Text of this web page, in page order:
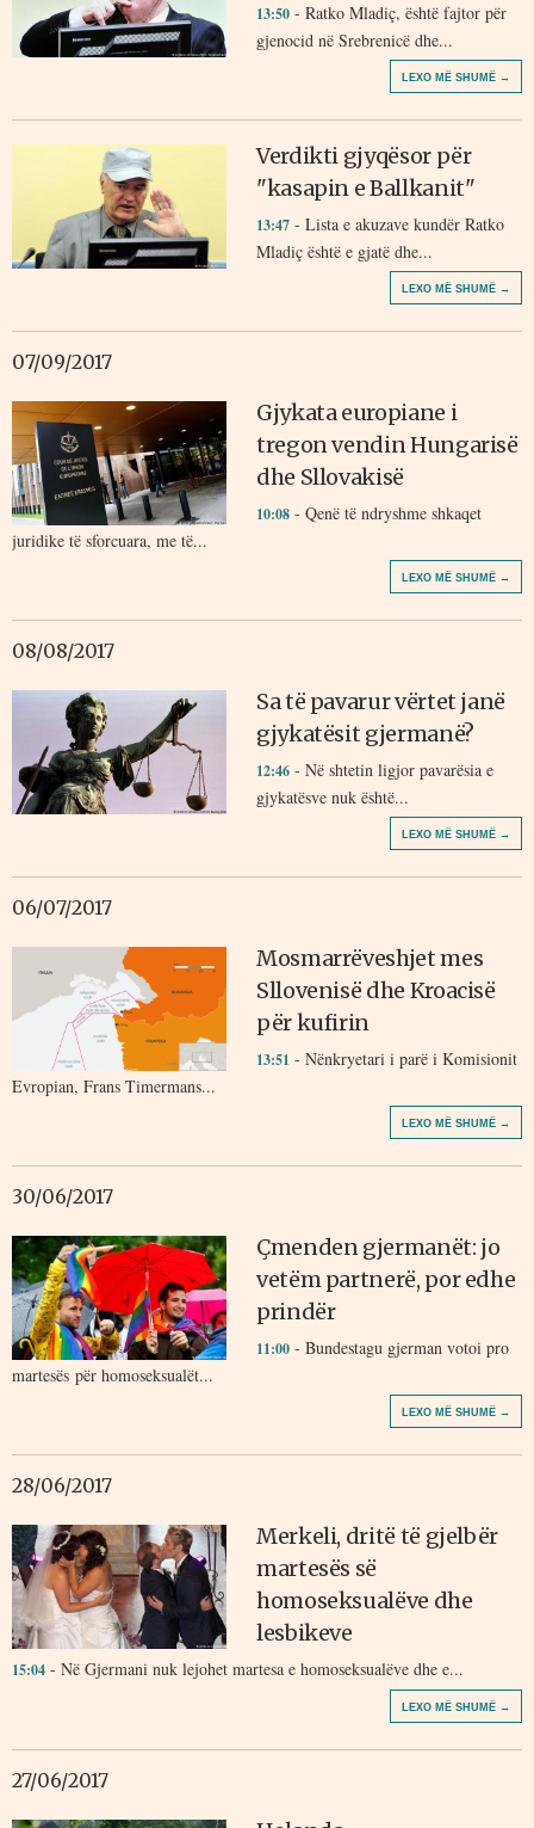
13:50 - Ratko Mladiç, është fajtor për
gjenocid në Srebrenicë dhe...
LEXO MË SHUMË →
Verdikti gjyqësor për
"kasapin e Ballkanit"
13:47 - Lista e akuzave kundër Ratko
Mladiç është e gjatë dhe...
LEXO MË SHUMË →
07/09/2017
Gjykata europiane i
tregon vendin Hungarisë
dhe Sllovakisë
10:08 - Qenë të ndryshme shkaqet
juridike të sforcuara, me të...
LEXO MË SHUMË →
08/08/2017
Sa të pavarur vërtet janë
gjykatësit gjermanë?
12:46 - Në shtetin ligjor pavarësia e
gjykatësve nuk është...
LEXO MË SHUMË →
06/07/2017
Mosmarrëveshjet mes
Sllovenisë dhe Kroacisë
për kufirin
13:51 - Nënkryetari i parë i Komisionit
Evropian, Frans Timermans...
LEXO MË SHUMË →
30/06/2017
Çmenden gjermanët: jo
vetëm partnerë, por edhe
prindër
11:00 - Bundestagu gjerman votoi pro
martesës për homoseksualët...
LEXO MË SHUMË →
28/06/2017
Merkeli, dritë të gjelbër
martesës së
homoseksualëve dhe
lesbikeve
15:04 - Në Gjermani nuk lejohet martesa e homoseksualëve dhe e...
LEXO MË SHUMË →
27/06/2017